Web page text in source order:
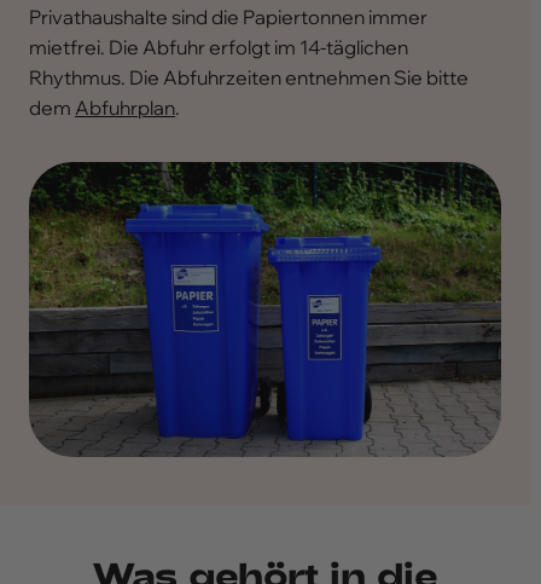
Privathaushalte sind die Papiertonnen immer
mietfrei. Die Abfuhr erfolgt im 14-täglichen
Rhythmus. Die Abfuhrzeiten entnehmen Sie bitte
dem Abfuhrplan.
Was gehört in die